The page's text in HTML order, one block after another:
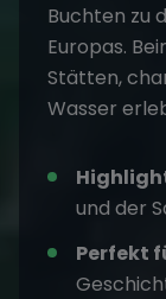
Buchten zu
Europas.
Stätten,
Wasser
und der
Perfekt